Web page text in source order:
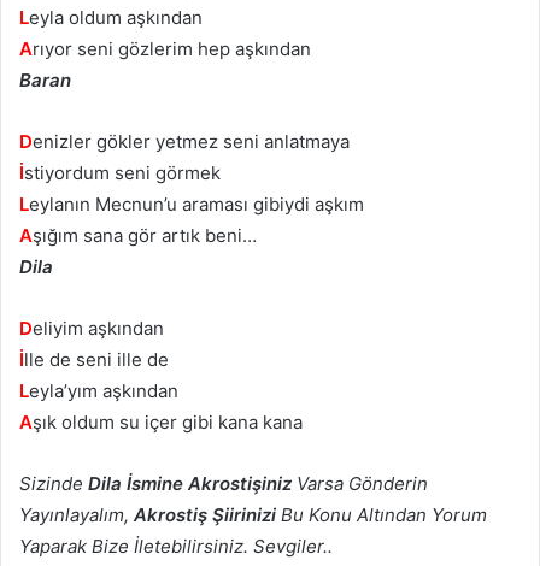
Leyla oldum aşkından
Arıyor seni gözlerim hep aşkından
Baran
Denizler gökler yetmez seni anlatmaya
İstiyordum seni görmek
Leylanın Mecnun’u araması gibiydi aşkım
Aşığım sana gör artık beni…
Dila
Deliyim aşkından
İlle de seni ille de
Leyla’yım aşkından
Aşık oldum su içer gibi kana kana
Sizinde Dila İsmine Akrostişiniz Varsa Gönderin
Yayınlayalım, Akrostiş Şiirinizi Bu Konu Altından Yorum
Yaparak Bize İletebilirsiniz. Sevgiler..